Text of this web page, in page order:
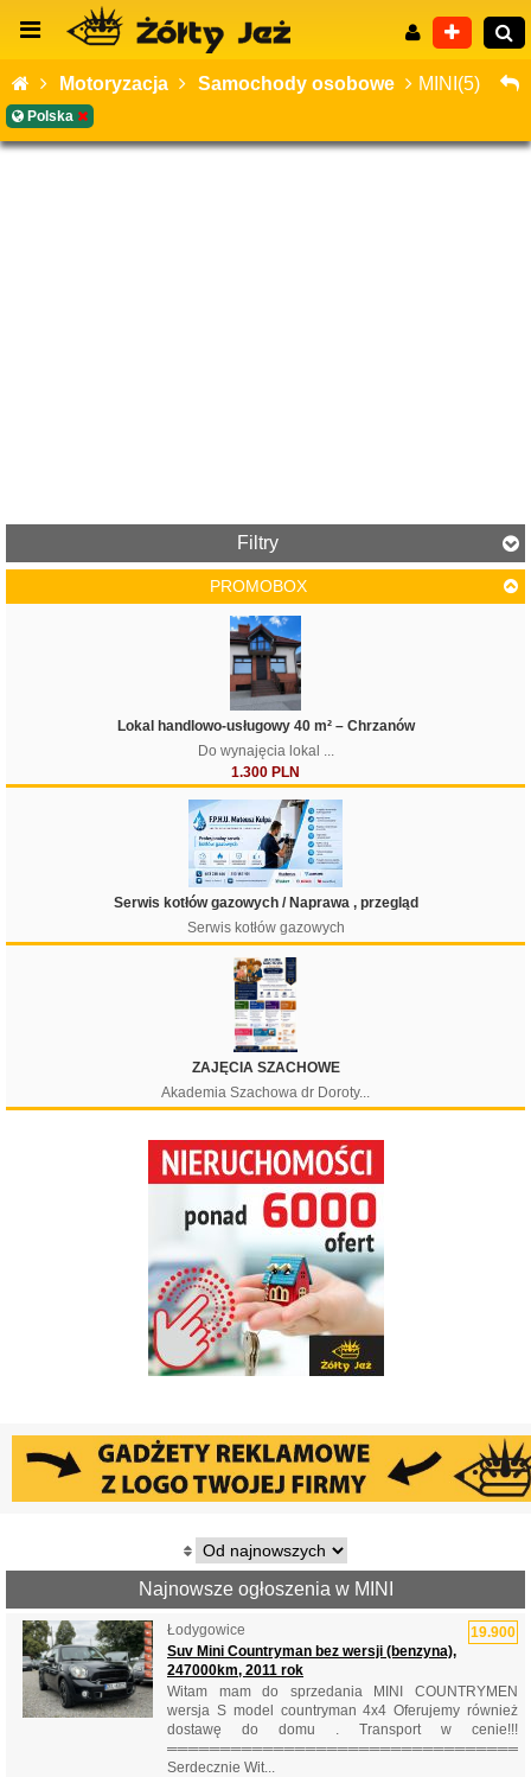
Motoryzacja Samochody osobowe MINI(5)
Polska
Filtry
Filtruj
PROMOBOX
Lokal handlowo-usługowy 40 m² – Chrzanów
Do wynajęcia lokal ...
1.300 PLN
Serwis kotłów gazowych / Naprawa , przegląd
Serwis kotłów gazowych
ZAJĘCIA SZACHOWE
Akademia Szachowa dr Doroty...
Najnowsze ogłoszenia w MINI
19.900
Łodygowice
Suv Mini Countryman bez wersji (benzyna),
247000km, 2011 rok
Witam mam do sprzedania MINI COUNTRYMEN
wersja S model countryman 4x4 Oferujemy również
dostawę do domu . Transport w cenie!!!
Serdecznie Wit...